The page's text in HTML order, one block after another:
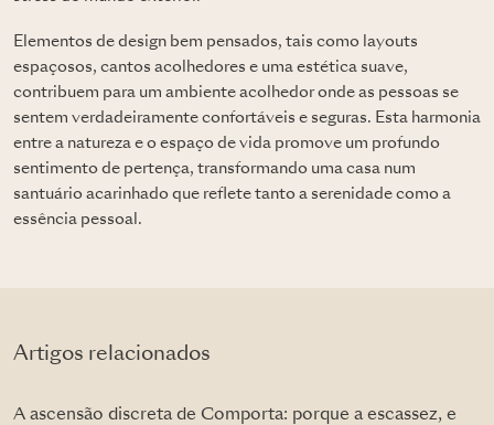
Elementos de design bem pensados, tais como layouts
espaçosos, cantos acolhedores e uma estética suave,
contribuem para um ambiente acolhedor onde as pessoas se
sentem verdadeiramente confortáveis e seguras. Esta harmonia
entre a natureza e o espaço de vida promove um profundo
sentimento de pertença, transformando uma casa num
santuário acarinhado que reflete tanto a serenidade como a
essência pessoal.
Artigos relacionados
A ascensão discreta de Comporta: porque a escassez, e